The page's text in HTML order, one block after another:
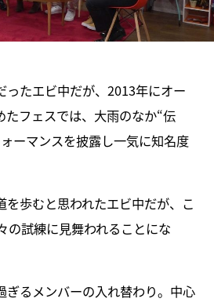
ったエビ中だが、2013年にオー
たフェスでは、大雨のなか“伝
ーマンスを披露し一気に知名度
を歩むと思われたエビ中だが、こ
の試練に見舞われることにな
ぎるメンバーの入れ替わり。中心